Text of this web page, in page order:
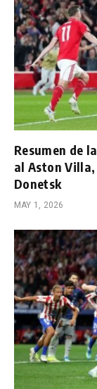
Resumen de
al Aston
Donetsk
MAY 1, 2026